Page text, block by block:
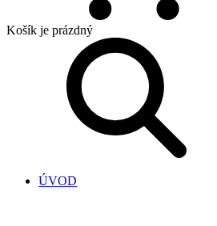
Košík je prázdný
ÚVOD